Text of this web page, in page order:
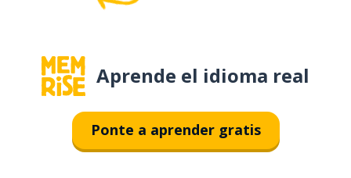
Aprende el idioma real
Ponte a aprender gratis